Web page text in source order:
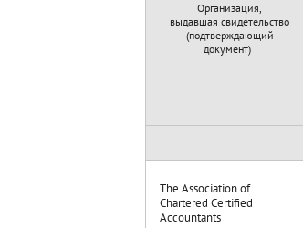
Организация,
выдавшая свидетельство
(подтверждающий
документ)
The Association of
Chartered Certified
Accountants